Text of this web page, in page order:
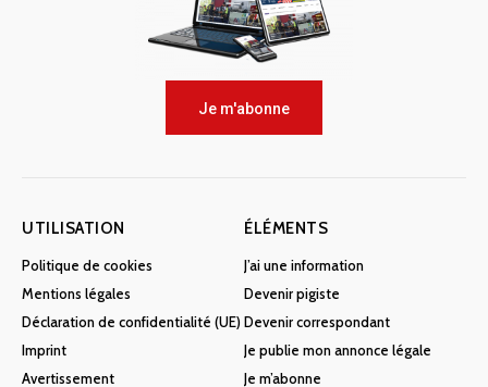
Je m'abonne
UTILISATION
Politique de cookies
Mentions légales
Déclaration de confidentialité (UE)
Imprint
Avertissement
ÉLÉMENTS
J’ai une information
Devenir pigiste
Devenir correspondant
Je publie mon annonce légale
Je m’abonne